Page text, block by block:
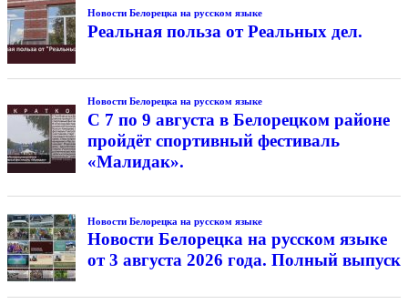
Новости Белорецка на русском языке
Реальная польза от Реальных дел.
Новости Белорецка на русском языке
С 7 по 9 августа в Белорецком районе
пройдёт спортивный фестиваль
«Малидак».
Новости Белорецка на русском языке
Новости Белорецка на русском языке
от 3 августа 2026 года. Полный выпуск